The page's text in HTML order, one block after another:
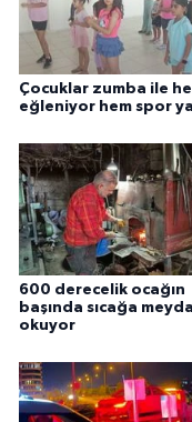
Çocuklar zumba ile
eğleniyor hem spor
600 derecelik ocağın
başında sıcağa
okuyor